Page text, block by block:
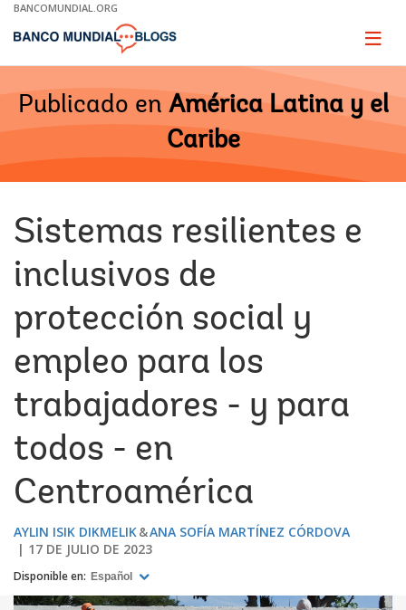
Skip
Main
BANCOMUNDIAL.ORG
Page
Publicado en América Latina y el
Caribe
Sistemas resilientes e
inclusivos de
protección social y
empleo para los
trabajadores - y para
todos - en
Centroamérica
AYLIN ISIK DIKMELIK
ANA SOFÍA MARTÍNEZ CÓRDOVA
17 DE JULIO DE 2023
Disponible en: Español